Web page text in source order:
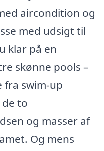
aircondition og
med udsigt til
klar på en
skønne pools –
fra swim-up
de to
og masser af
Og mens